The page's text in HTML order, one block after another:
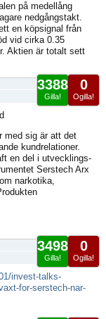
på medellång
nedgångstakt.
en köpsignal från
vid cirka 0.35
Aktien är totalt sett
0
Ogilla!
3388
Gilla!
med sig är att det
kundrelationer.
en del i utvecklings-
Serstech Arx
narkotika,
0
Ogilla!
3498
Gilla!
invest-talks-
for-serstech-nar-